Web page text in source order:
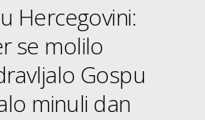
Hercegovini:
se molilo
Gospu
minuli dan